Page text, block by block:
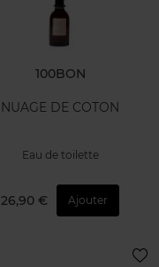
100BON
NUAGE DE COTON
Eau de toilette
26,90 € Ajouter